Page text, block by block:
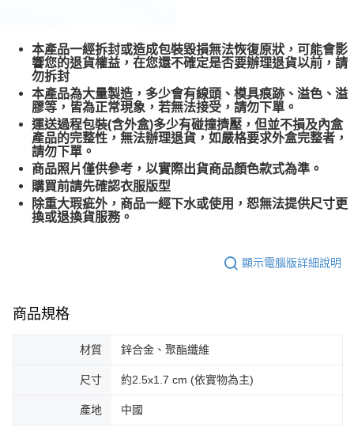
本產品一經拆封或造成包裝毀損無法恢復原狀，可能會影
響您的退貨權益，在您還不確定是否要辦理退貨以前，請
勿拆封
本產品為大量製造，多少會有線頭、模具痕跡、溢色、溢
膠等，皆為正常現象，若無法接受，請勿下單。
運送過程包裝(含外盒)多少有碰撞擠壓，但並不損及內盒
產品的完整性，無法辦理退貨，如嚴格要求外盒完整者，
請勿下單。
商品照片僅供參考，以實際出貨商品顏色款式為準。
購買前請先確認衣服版型
除重大瑕疵外，商品一經下水或使用，恕無法提供尺寸更
換或退換貨服務。
顯示電腦版詳細說明
商品規格
材質 鋅合金、聚酯纖維
尺寸 約2.5x1.7 cm (依實物為主)
產地 中國